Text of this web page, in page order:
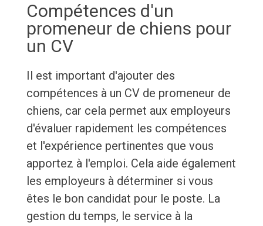
Compétences d'un
promeneur de chiens pour
un CV
Il est important d'ajouter des
compétences à un CV de promeneur de
chiens, car cela permet aux employeurs
d'évaluer rapidement les compétences
et l'expérience pertinentes que vous
apportez à l'emploi. Cela aide également
les employeurs à déterminer si vous
êtes le bon candidat pour le poste. La
gestion du temps, le service à la